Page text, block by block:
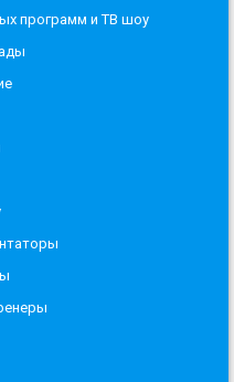
программ и ТВ шоу